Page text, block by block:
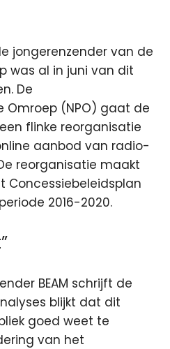
jongerenzender van de
was al in juni van dit
De
Omroep (NPO) gaat de
flinke reorganisatie
aanbod van radio-
reorganisatie maakt
Concessiebeleidsplan
2016-2020.
BEAM schrijft de
blijkt dat dit
goed weet te
van het